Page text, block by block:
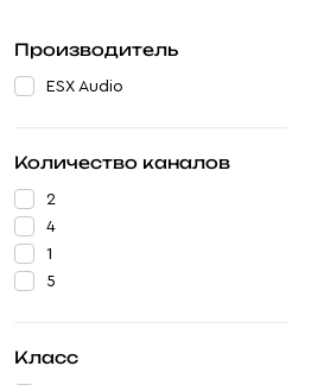
Производитель
ESX Audio
Количество каналов
2
4
1
5
Класс